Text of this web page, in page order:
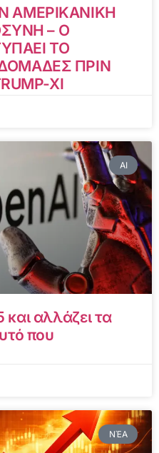
ΑΜΕΡΙΚΑΝΙΚΗ
– Ο
ΤΟ
ΠΡΙΝ
XI
AI
αλλάζει τα
που
ΝΈΑ